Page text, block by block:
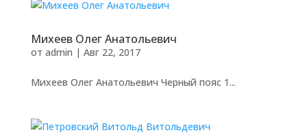
Михеев Олег Анатольевич
от admin | Авг 22, 2017
Михеев Олег Анатольевич Черный пояс 1...